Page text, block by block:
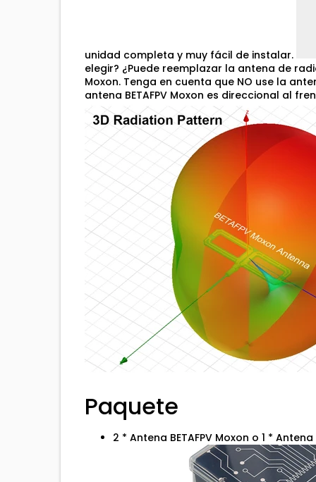
unidad completa y muy fácil de instalar.
elegir? ¿Puede reemplazar la antena de
Moxon. Tenga en cuenta que NO use la
antena BETAFPV Moxon es direccional al
Paquete
2 * Antena BETAFPV Moxon o 1 * Antena